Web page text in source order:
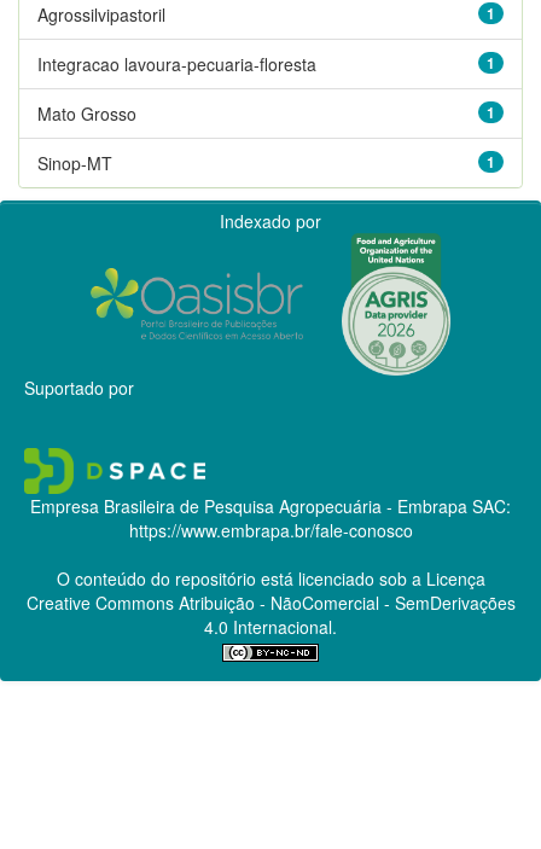
1
Agrossilvipastoril
1
Integracao lavoura-pecuaria-floresta
1
Mato Grosso
1
Sinop-MT
Indexado por
Suportado por
Empresa Brasileira de Pesquisa Agropecuária - Embrapa SAC:
https://www.embrapa.br/fale-conosco
O conteúdo do repositório está licenciado sob a Licença
Creative CommonsAtribuição - NãoComercial - SemDerivações
4.0 Internacional.